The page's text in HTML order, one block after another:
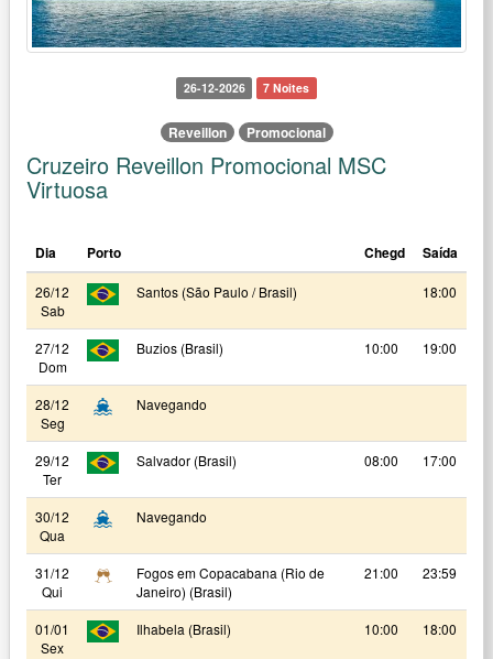
26-12-2026 7 Noites
Reveillon Promocional
Cruzeiro Reveillon Promocional MSC
Virtuosa
Dia Porto Chegd Saída
26/12
Sab
Santos (São Paulo / Brasil) 18:00
27/12
Dom
Buzios (Brasil) 10:00 19:00
28/12
Seg
Navegando
29/12
Ter
Salvador (Brasil) 08:00 17:00
30/12
Qua
Navegando
31/12
Qui
Fogos em Copacabana (Rio de
Janeiro) (Brasil)
21:00 23:59
01/01
Sex
Ilhabela (Brasil) 10:00 18:00